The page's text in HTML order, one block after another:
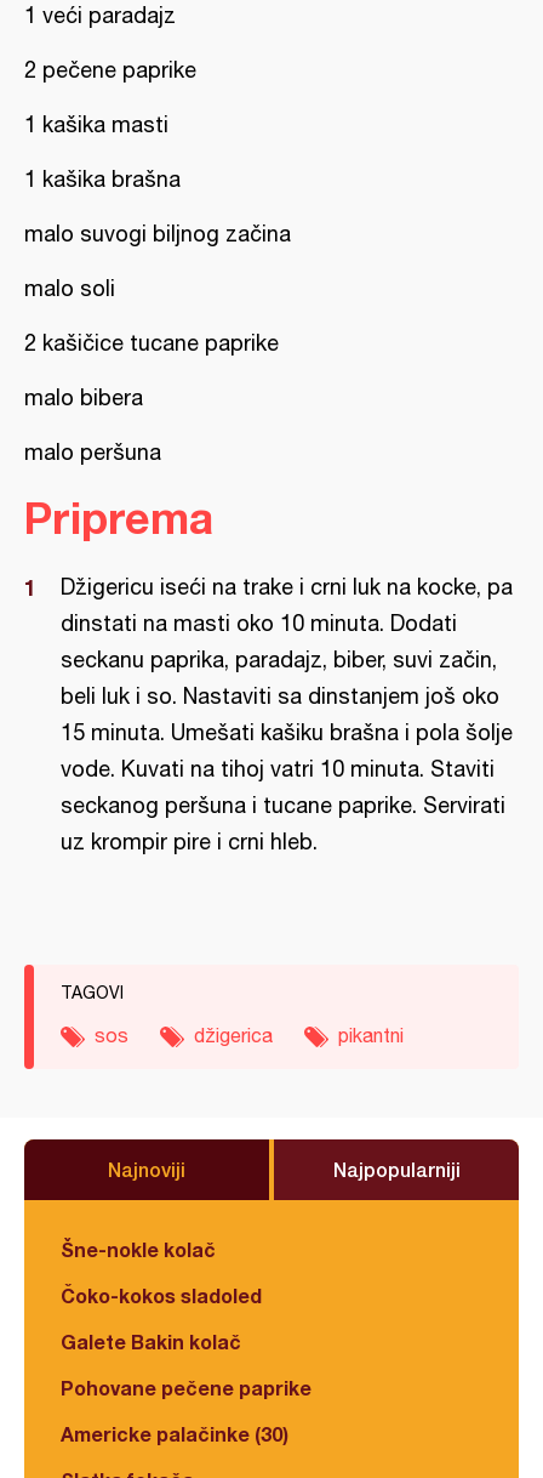
1 veći paradajz
2 pečene paprike
1 kašika masti
1 kašika brašna
malo suvogi biljnog začina
malo soli
2 kašičice tucane paprike
malo bibera
malo peršuna
Priprema
Džigericu iseći na trake i crni luk na kocke, pa
dinstati na masti oko 10 minuta. Dodati
seckanu paprika, paradajz, biber, suvi začin,
beli luk i so. Nastaviti sa dinstanjem još oko
15 minuta. Umešati kašiku brašna i pola šolje
vode. Kuvati na tihoj vatri 10 minuta. Staviti
seckanog peršuna i tucane paprike. Servirati
uz krompir pire i crni hleb.
TAGOVI
sos džigerica pikantni
Najnoviji Najpopularniji
Šne-nokle kolač
Čoko-kokos sladoled
Galete Bakin kolač
Pohovane pečene paprike
Americke palačinke (30)